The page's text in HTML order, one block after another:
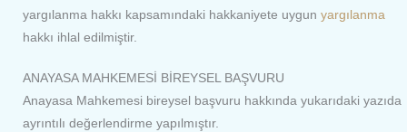
yargılanma hakkı kapsamındaki hakkaniyete uygun yargılanma
hakkı ihlal edilmiştir.
ANAYASA MAHKEMESİ BİREYSEL BAŞVURU
Anayasa Mahkemesi bireysel başvuru hakkında yukarıdaki yazıda
ayrıntılı değerlendirme yapılmıştır.